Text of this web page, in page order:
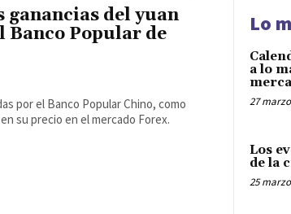
ganancias del yuan
Banco Popular de
por el Banco Popular Chino, como
su precio en el mercado Forex.
Lo
a lo
27
Los
de la
25